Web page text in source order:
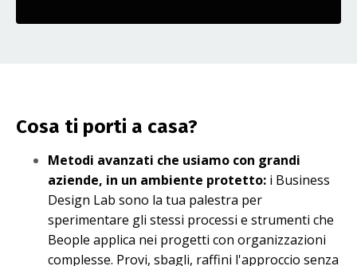
Cosa ti porti a casa?
Metodi avanzati che usiamo con grandi
aziende, in un ambiente protetto: i Business
Design Lab sono la tua palestra per
sperimentare gli stessi processi e strumenti che
Beople applica nei progetti con organizzazioni
complesse. Provi, sbagli, raffini l'approccio senza